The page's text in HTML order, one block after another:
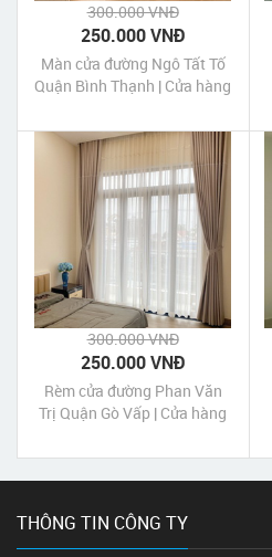
300.000 VNĐ
250.000 VNĐ
Màn cửa đường Ngô Tất Tố
Quận Bình Thạnh | Cửa hàng
Tất Tố Quận Bình Thạnh Tp
300.000 VNĐ
250.000 VNĐ
Rèm cửa đường Phan Văn
Trị Quận Gò Vấp | Cửa hàng
Quận Gò Vấp Tp HCM
THÔNG TIN CÔNG TY